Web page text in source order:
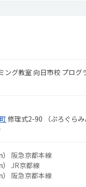
ング教室 向日市校 プログ
修理式2-90 （ぷろぐらみ
阪急京都本線
JR京都線
阪急京都本線